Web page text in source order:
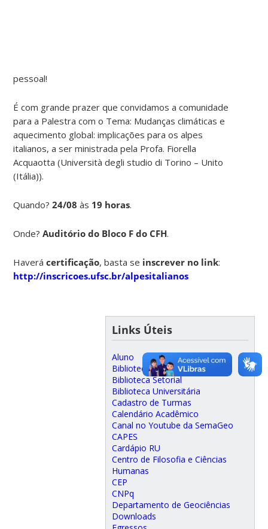
pessoal!
É com grande prazer que convidamos a comunidade
para a Palestra com o Tema: Mudanças climáticas e
aquecimento global: implicações para os alpes
italianos, a ser ministrada pela Profa. Fiorella
Acquaotta (Università degli studio di Torino – Unito
(Itália)).
Quando?24/08 às 19 horas.
Onde?Auditório do Bloco F do CFH.
Haverácertificação, basta se inscrever no link:
http://inscricoes.ufsc.br/alpesitalianos
Links Úteis
Aluno
Biblioteca Digital
Biblioteca Setorial
Biblioteca Universitária
Cadastro de Turmas
Calendário Acadêmico
Canal no Youtube da SemaGeo
CAPES
Cardápio RU
Centro de Filosofia e Ciências
Humanas
CEP
CNPq
Departamento de Geociências
Downloads